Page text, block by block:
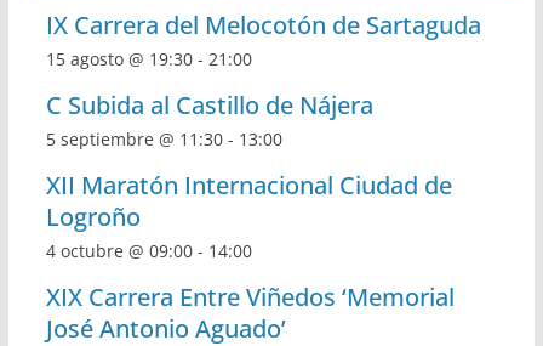
IX Carrera del Melocotón de Sartaguda
15 agosto @ 19:30- 21:00
C Subida al Castillo de Nájera
5 septiembre @ 11:30- 13:00
XII Maratón Internacional Ciudad de
Logroño
4 octubre @ 09:00- 14:00
XIX Carrera Entre Viñedos ‘Memorial
José Antonio Aguado’